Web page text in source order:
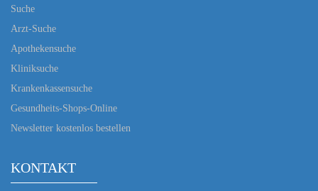
Suche
Arzt-Suche
Apothekensuche
Kliniksuche
Krankenkassensuche
Gesundheits-Shops-Online
Newsletter kostenlos bestellen
KONTAKT